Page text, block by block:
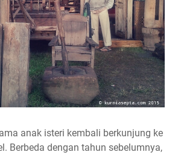
anak isteri kembali berkunjung ke
Berbeda dengan tahun sebelumnya,